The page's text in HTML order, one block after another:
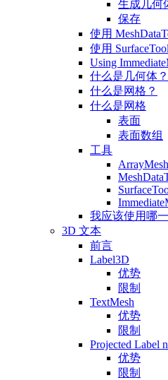
生成几何
保存
使用
使用 SurfaceTool
Using
什么是几何体？
什么是网格？
什么是网格
表面
表面数组
工具
ArrayMesh
我应该使用哪
3D 文本
前言
Label3D
优势
限制
TextMesh
优势
限制
Projected Label
优势
限制